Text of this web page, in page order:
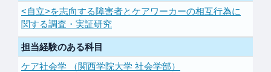
<自立>を志向する障害者とケアワーカーの相互行為に
関する調査・実証研究
担当経験のある科目
ケア社会学 （関西学院大学 社会学部）